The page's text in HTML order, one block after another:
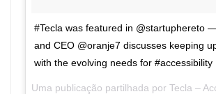
#Tecla was featured in @startuphereto
and CEO @oranje7 discusses keeping
with the evolving needs for #accessibility
Uma publicação partilhada por Tecla – Access Tech Hands-